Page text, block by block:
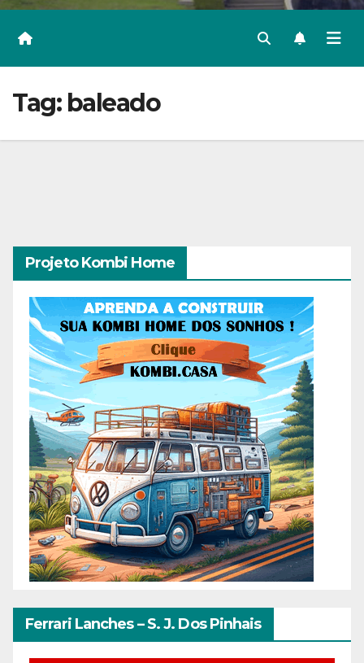
Tag: baleado
Projeto Kombi Home
Ferrari Lanches – S. J. Dos Pinhais